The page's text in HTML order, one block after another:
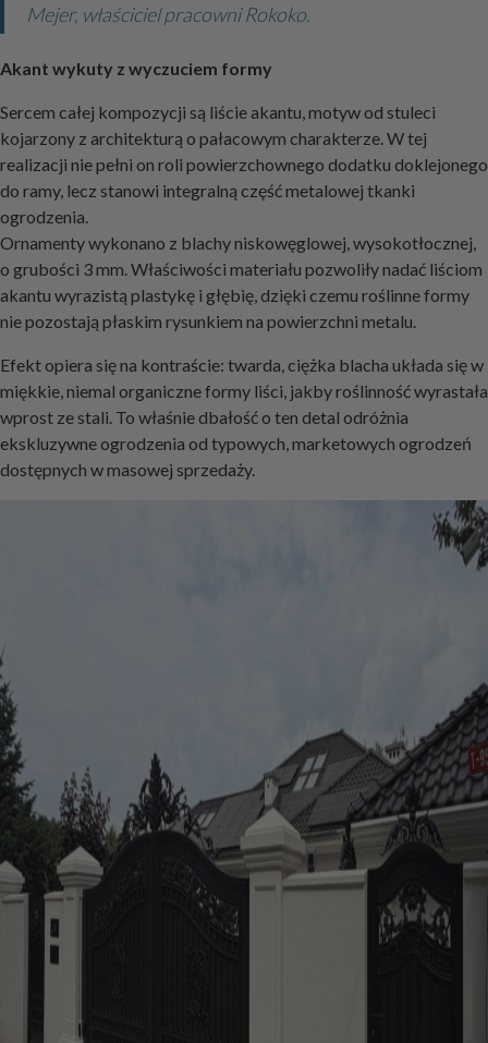
Mejer, właściciel pracowni Rokoko.
Akant wykuty z wyczuciem formy
Sercem całej kompozycji są liście akantu, motyw od stuleci
kojarzony z architekturą o pałacowym charakterze. W tej
realizacji nie pełni on roli powierzchownego dodatku doklejonego
do ramy, lecz stanowi integralną część metalowej tkanki
ogrodzenia.
Ornamenty wykonano z blachy niskowęglowej, wysokotłocznej,
o grubości 3 mm. Właściwości materiału pozwoliły nadać liściom
akantu wyrazistą plastykę i głębię, dzięki czemu roślinne formy
nie pozostają płaskim rysunkiem na powierzchni metalu.
Efekt opiera się na kontraście: twarda, ciężka blacha układa się w
miękkie, niemal organiczne formy liści, jakby roślinność wyrastała
wprost ze stali. To właśnie dbałość o ten detal odróżnia
ekskluzywne ogrodzenia od typowych, marketowych ogrodzeń
dostępnych w masowej sprzedaży.